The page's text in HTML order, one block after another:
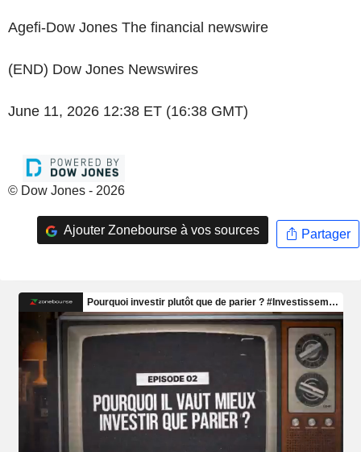
Agefi-Dow Jones The financial newswire
(END) Dow Jones Newswires
June 11, 2026 12:38 ET (16:38 GMT)
© Dow Jones - 2026
Ajouter Zonebourse à vos sources Partager